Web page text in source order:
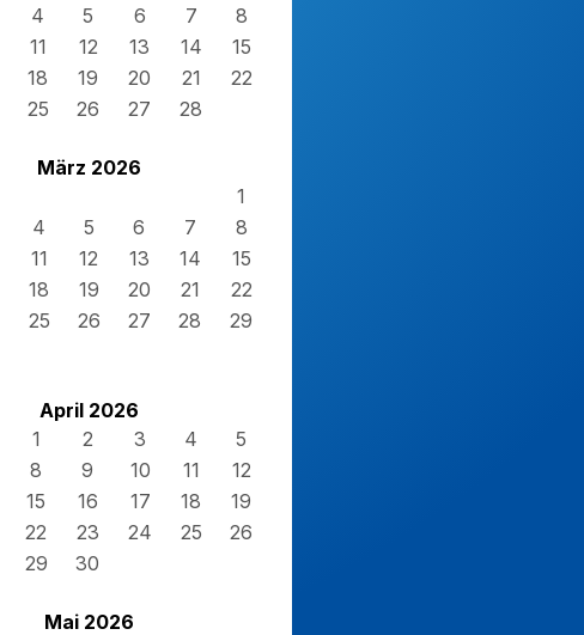
4 5 6 7
8
11 12 13 14
15
18 19 20 21
22
25 26 27 28
März 2026
1
4 5 6 7
8
11 12 13 14
15
18 19 20 21
22
25 26 27 28
29
April 2026
1
2 3 4
5
8 9 10 11
12
15 16 17 18
19
22 23 24 25
26
29 30
Mai 2026